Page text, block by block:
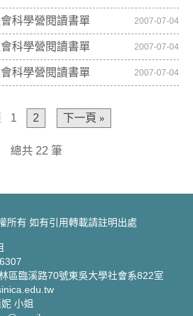
科學營閱讀書單 2007-07-04
科學營閱讀書單 2007-07-04
科學營閱讀書單 2007-07-04
1 2 下一頁 »
總共 22 筆
所有 如有引用轉載請註明出處
區臨溪路70號東吳大學社會系822室
小姐